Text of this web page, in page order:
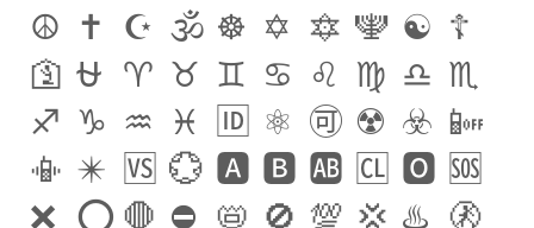
☮️ ✝️ ☪️ 🕉 ☸️ ✡️ 🔯 🕎 ☯️ ☦️
🛐 ⛎ ♈️ ♉️ ♊️ ♋️ ♌️ ♍️ ♎️ ♏️
♐️ ♑ ️♒️ ♓ ️🆔 ⚛️ 🉑 ☢️ ☣️ 📴
📳 ✴️ 🆚 💮 🅰️ 🅱️ 🆎 🆑 🅾️ 🆘
❌ ⭕️ 🛑 ⛔️ 📛 🚫 💯 💢 ♨️ 🚷